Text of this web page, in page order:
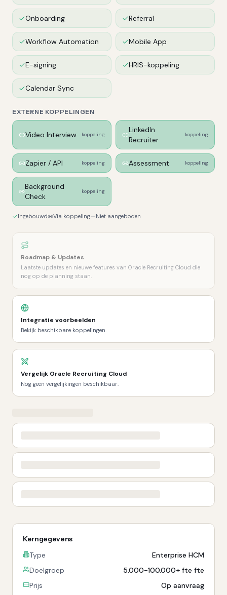
Onboarding Referral
Workflow Automation Mobile App
E-signing HRIS-koppeling
Calendar Sync
EXTERNE KOPPELINGEN
Video Interview koppeling
LinkedIn
Recruiter
koppeling
Zapier / API koppeling Assessment koppeling
Background
Check
koppeling
Ingebouwd Via koppeling Niet aangeboden
Roadmap & Updates
Laatste updates en nieuwe features van Oracle Recruiting Cloud die
nog op de planning staan.
Integratie voorbeelden
Bekijk beschikbare koppelingen.
Vergelijk Oracle Recruiting Cloud
Nog geen vergelijkingen beschikbaar.
Kerngegevens
Type
Enterprise HCM
Doelgroep
5.000-100.000+ fte fte
Prijs
Op aanvraag